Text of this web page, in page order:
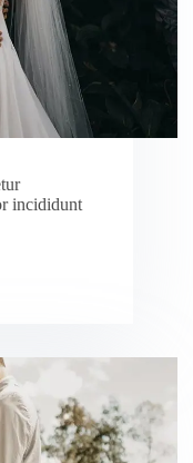
incididunt